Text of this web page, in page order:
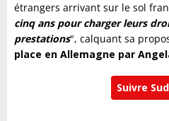
étrangers arrivant sur le sol
cinq ans pour charger leurs
prestations", calquant sa
place en Allemagne par
Suivre